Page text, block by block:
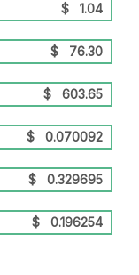
$ 1.04
$ 76.30
$ 603.65
$ 0.070092
$ 0.329695
$ 0.196254